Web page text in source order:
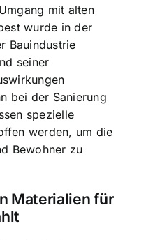
mit alten
wurde in der
Bauindustrie
seiner
bei der Sanierung
spezielle
werden, um die
Bewohner zu
Materialien für